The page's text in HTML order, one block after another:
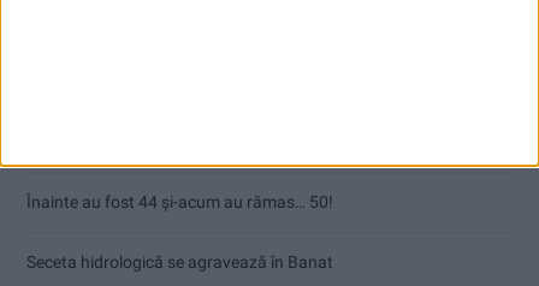
Înainte au fost 44 și-acum au rămas… 50!
Seceta hidrologică se agravează în Banat